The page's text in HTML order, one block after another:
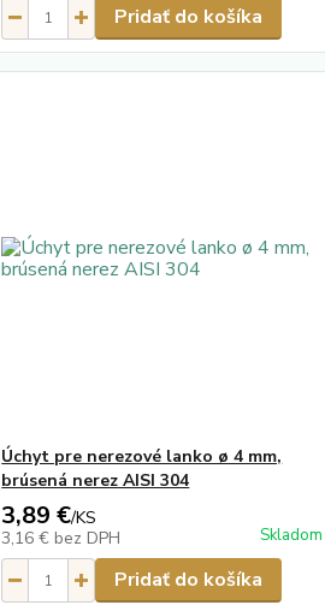
Pridať do košíka
Úchyt pre nerezové lanko ø 4 mm,
brúsená nerez AISI 304
3,89 €/KS
3,16 € bez DPH Skladom
Pridať do košíka